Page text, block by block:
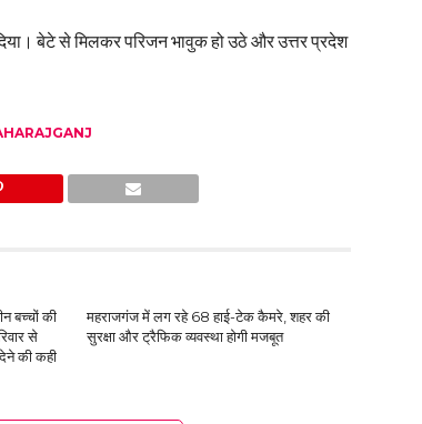
बेटे से मिलकर परिजन भावुक हो उठे और उत्तर प्रदेश
बच्चों की
से
की कही
महराजगंज में लग रहे 68 हाई-टेक कैमरे, शहर की
सुरक्षा और ट्रैफिक व्यवस्था होगी मजबूत